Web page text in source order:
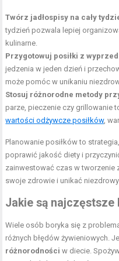
Twórz jadłospisy na cały
tydzień pozwala lepiej
kulinarne.
Przygotowuj posiłki z
jedzenia w jeden dzień i
może pomóc w unikaniu
Stosuj różnorodne metody
parze, pieczenie czy grillowanie
wartości odżywcze posiłków,
Planowanie posiłków to
poprawić jakość diety i
zainwestować czas w tworzenie
swoje zdrowie i unikać
Jakie są najczęstsze
Wiele osób boryka się z
różnych błędów żywieniowych.
różnorodności w diecie.